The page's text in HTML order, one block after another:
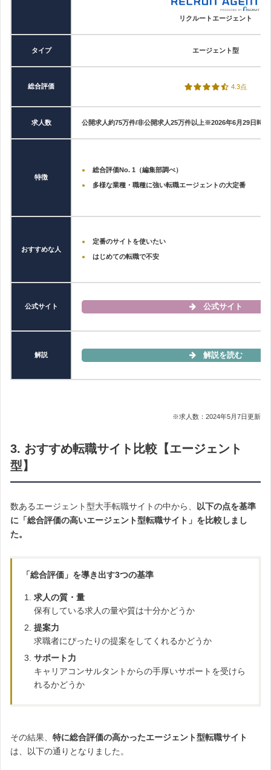
自分にあった求人をメールで伝えてくれる機能も、帰り道と
サービス業・40代前半・女性・年収200万
評価：★★★★☆4
｢同僚の皆様に聞いてみました｣のインタビューなどは、
けではなかなか見えない部分も分かりやすいので、とても参考にな
小売業・40代後半・女性・年収200万台
性が多少高くなるので応募してみました。
サイト自体も見やすく、キーワード検索も分かり易い場所にあり検
が激しい企業や明らかに人手不足の業種ばかりだったのが嫌でし
別の口コミを見る
『
おり、週2回程度の更新によって鮮度の高い求人が掲載されてい
利用者の口コミでも、
っています。
評価：★★★★☆4
そこで、就活時代お世話になった「リクナビネクスト」ものぞいて
みたら、全然求人数多いじゃん
『
実際に診断してみた利用者からは、「
いったコメントが寄せられています。
企画・ 20代後半・男性・年収400万台
で自分の強みが驚くほどわかりました！
職務経歴書や履歴書の自己PRなどは、そのままコメント
アンケートからわかった！ 『リクナビNEXT』の特
徴まとめ
NEXT 』。
アンケートからわかったサービスの特徴は、次のような点にある
と言えます。
『リクナビNEXT』の評判まとめ
グッドポイント診断が高精度・便利！！
転職したらどんな求人があるんだろう？
」という情報収集段階か
ら「 いざ応募先を探すぞ！」と前向きな方まで、
リクルートエージェント
タイプ エージェント型
総合評価 4.3点
求人数 公開求人約75万件/非公開求人25万件以上※2026年6月29日時
特徴
総合評価No. 1（編集部調べ）
多様な業種・職種に強い転職エージェントの大定番
おすすめな人
定番のサイトを使いたい
はじめての転職で不安
公式サイト 公式サイト
解説 解説を読む
※求人数：2024年5月7日更新
3. おすすめ転職サイト比較【エージェント
型】
数あるエージェント型大手転職サイトの中から、
以下の点を基準
に「総合評価の高いエージェント型転職サイト」を比較しまし
た。
「総合評価」を導き出す3つの基準
求人の質・量
保有している求人の量や質は十分かどうか
提案力
求職者にぴったりの提案をしてくれるかどうか
サポート力
キャリアコンサルタントからの手厚いサポートを受けら
れるかどうか
その結果、 特に総合評価の高かったエージェント型転職サイト
は、以下の通りとなりました。